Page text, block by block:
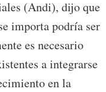
(Andi), dijo que
importa podría ser
es necesario
a integrarse
en la